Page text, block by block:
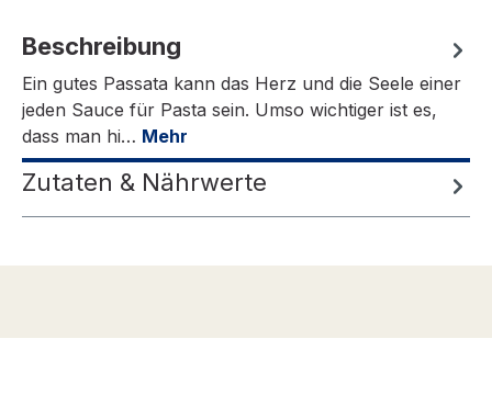
Beschreibung
Ein gutes Passata kann das Herz und die Seele einer
jeden Sauce für Pasta sein. Umso wichtiger ist es,
dass man hi… Mehr
Zutaten & Nährwerte